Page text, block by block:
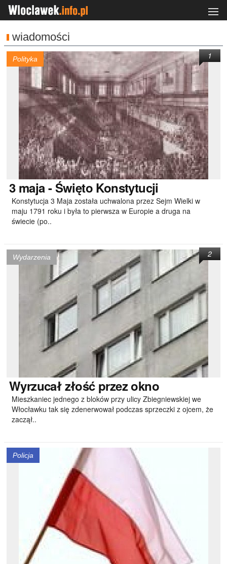
wiadomości
Polityka
3maja - Święto Konstytucji
Konstytucja 3 Maja została uchwalona przez Sejm Wielki w
maju 1791 roku i była to pierwsza w Europie a druga na
świecie (po..
1
Wydarzenia
Wyrzucałzłość przez okno
Mieszkaniec jednego z bloków przy ulicy Zbiegniewskiej we
Włocławku tak się zdenerwował podczas sprzeczki z ojcem, że
zaczął..
2
Policja